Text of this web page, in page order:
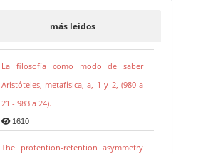
más leidos
La filosofía como modo de saber
Aristóteles, metafísica, a, 1 y 2, (980 a
21 - 983 a 24).
1610
The protention-retention asymmetry